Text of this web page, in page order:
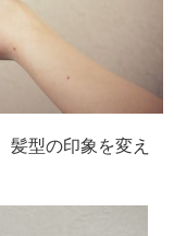
髪型の印象を変え